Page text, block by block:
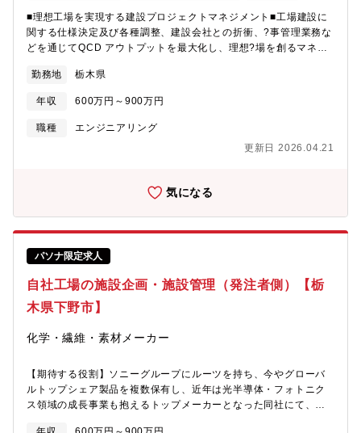
芯原紙）、紙管原紙、貼合原紙
■理想工場を実現する建設プロジェクトマネジメント■工場建設に
関する仕様決定及び各種調整、建設会社との折衝、?事管理業務な
どを通じてQCD アウトプットを最大化し、理想?場を創るマネジ
支える、総合エネルギー企画■施設・エネルギーに関して、CNへ
の対応、エネルギーコストの抑制、そして事業継続性（BCP）の
強化という3つの視点を軸に、工場全体のエネルギー利用に関する
中長期的な最適化を図る戦略を立案し、実行していただきます。
では、設計・建設の枠を超えて、理想の生産環境を創り上げるダ
など工場運営に関わる最先端の技術やノウハウに触れながら、自
身の専門性をさらに広げていける環境です。≪募集背景≫デクセ
リアルズの中期経営計画「進化の実現」のため、?産拠点戦略部は
安定かつ効率的な製品生産を目指し、グループ内全ての生産拠点
の戦略?案と実?を担っています。中でも国内主??場である栃木事
業所と?沼事業所においては、大型工場建設及び改修のプロジェク
トが進捗中です。その他事業所においても増産対応等、生産拠点
戦略を確実に進化・進捗させる必要があります。また、中?期的に
工場施設及びエネルギー管理の機能強化が必須であることなどか
ークラスの方を募集します。≪働き方≫■組織で求めるポジション
沼、登?、多賀城、恵庭）に出張あり。頻度は担当するプロジェク
トにより変動いたします。■部署の平均残業時間約20時間/月■リモ
ートワーク・フレックス制度の活用度合い リモートワーク制
勤務地 栃木県
年収 600万円～900万円
職種
エンジニアリング
更新日 2026.04.21
気になる
パソナ限定求人
自社工場の施設企画・施設管理（発注者側）【栃
木県下野市】
化学・繊維・素材メーカー
【期待する役割】ソニーグループにルーツを持ち、今やグローバ
ルトップシェア製品を複数保有し、近年は光半導体・フォトニク
ス領域の成長事業も抱えるトップメーカーとなった同社にて、自